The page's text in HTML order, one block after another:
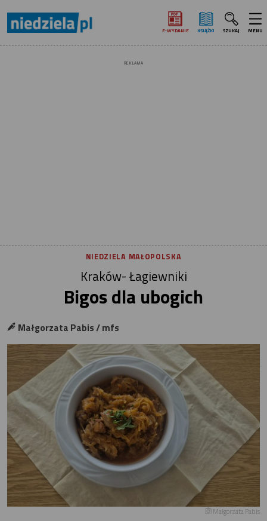
E‑WYDANIE KSIĄŻKI SZUKAJ MENU
REKLAMA
NIEDZIELA MAŁOPOLSKA
Kraków- Łagiewniki
Bigos dla ubogich
Małgorzata Pabis / mfs
Małgorzata Pabis